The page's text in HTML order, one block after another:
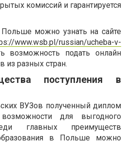
комиссий и гарантируется
можно узнать на сайте
www.wsb.pl/russian/ucheba-v-
возможность подать онлайн
из разных стран.
поступления в
ВУЗов полученный диплом
для выгодного
главных преимуществ
в Польше можно